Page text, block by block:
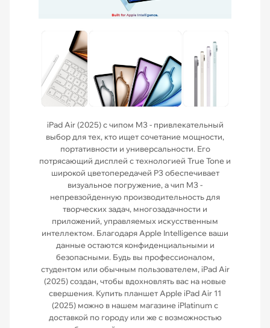
iPad Air (2025) с чипом M3 - привлекательный
выбор для тех, кто ищет сочетание мощности,
портативности и универсальности. Его
потрясающий дисплей с технологией True Tone и
широкой цветопередачей P3 обеспечивает
визуальное погружение, а чип M3 -
непревзойденную производительность для
творческих задач, многозадачности и
приложений, управляемых искусственным
интеллектом. Благодаря Apple Intelligence ваши
данные остаются конфиденциальными и
безопасными. Будь вы профессионалом,
студентом или обычным пользователем, iPad Air
(2025) создан, чтобы вдохновлять вас на новые
свершения. Купить планшет Apple iPad Air 11
(2025) можно в нашем магазине iPlatinum с
доставкой по городу или же с возможностью